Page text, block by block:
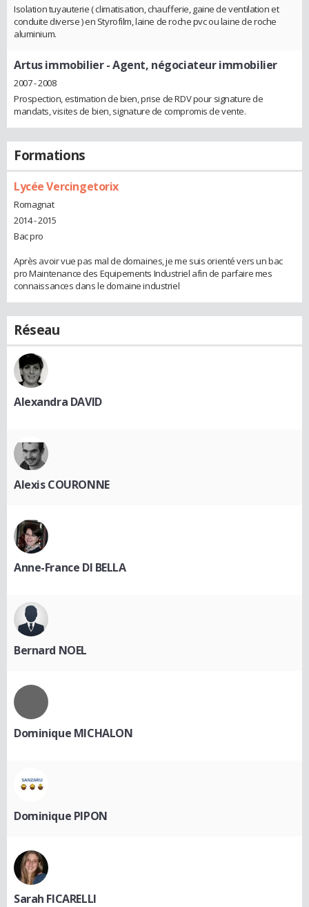
Isolation tuyauterie ( climatisation, chaufferie, gaine de ventilation et
conduite diverse ) en Styrofilm, laine de roche pvc ou laine de roche
aluminium.
Artus immobilier- Agent, négociateur immobilier
2007 - 2008
Prospection, estimation de bien, prise de RDV pour signature de
mandats, visites de bien, signature de compromis de vente.
Formations
Lycée Vercingetorix
Romagnat
2014 - 2015
Bac pro
Après avoir vue pas mal de domaines, je me suis orienté vers un bac
pro Maintenance des Equipements Industriel afin de parfaire mes
connaissances dans le domaine industriel
Réseau
Alexandra DAVID
Alexis COURONNE
Anne-France DI BELLA
Bernard NOEL
Dominique MICHALON
Dominique PIPON
Sarah FICARELLI